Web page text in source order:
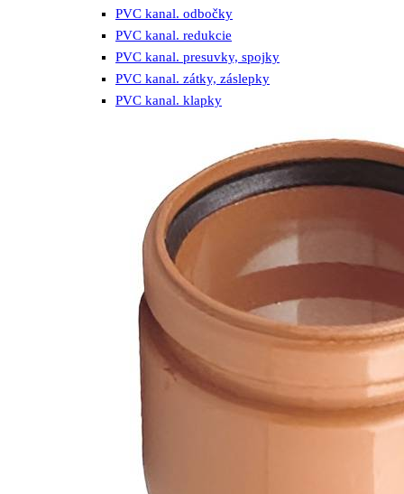
PVC kanal. odbočky
PVC kanal. redukcie
PVC kanal. presuvky, spojky
PVC kanal. zátky, záslepky
PVC kanal. klapky